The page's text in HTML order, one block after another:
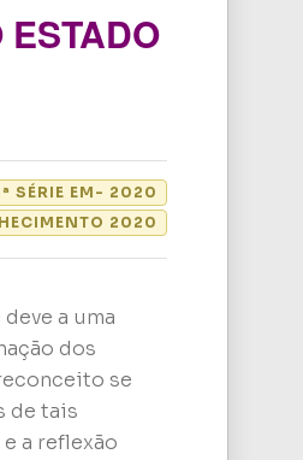
SÉRIE EM- 2020
2020
a uma
dos
se
de tais
a reflexão